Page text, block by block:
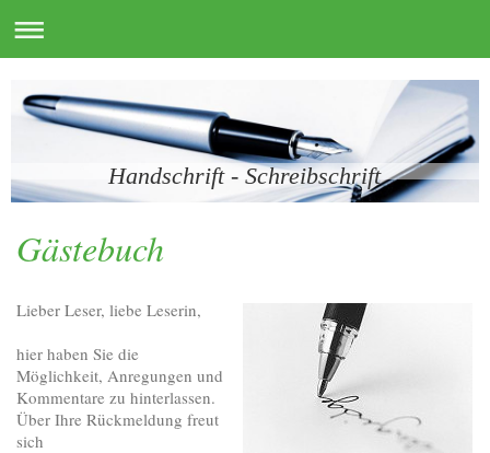
Handschrift - Schreibschrift
Gästebuch
Lieber Leser, liebe Leserin,
hier haben Sie die
Möglichkeit, Anregungen und
Kommentare zu hinterlassen.
Über Ihre Rückmeldung freut
sich